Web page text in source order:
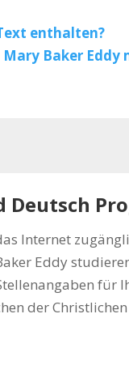
enthalten?
Baker
Deutsch
Internet
Eddy
für
der